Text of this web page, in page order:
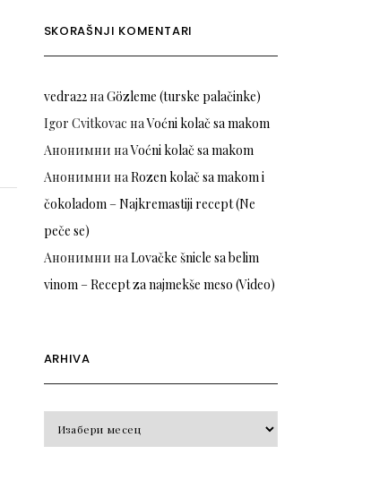
SKORAŠNJI KOMENTARI
vedra22наGözleme (turske palačinke)
Igor Cvitkovac наVoćni kolač sa makom
Анонимни наVoćni kolač sa makom
Анонимни наRozen kolač sa makom i
čokoladom – Najkremastiji recept (Ne
peče se)
Анонимни наLovačke šnicle sa belim
vinom – Recept za najmekše meso (Video)
ARHIVA